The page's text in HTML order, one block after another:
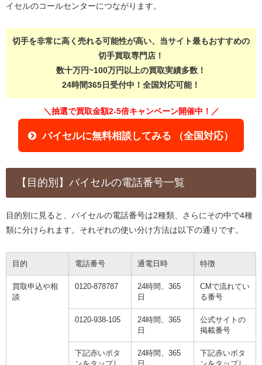
イセルのコールセンターにつながります。
切手を非常に高く売れる可能性が高い、当サイト最もおすすめの
切手買取専門店！
数十万円~100万円以上の買取実績多数！
24時間365日受付中！全国対応可能！
＼抽選で買取金額2-5倍キャンペーン開催中！／
バイセルに無料相談してみる （全国対応）
【目的別】バイセルの電話番号一覧
目的別に見ると、バイセルの電話番号は2種類、さらにその中で4種
類に分けられます。それぞれの使い分け方法は以下の通りです。
目的 電話番号 通電日時 特徴
買取申込や相
談
0120-878787
24時間、365
日
CMで流れてい
る番号
0120-938-105
24時間、365
日
公式サイトの
掲載番号
下記赤いボタ
ンをタップし
24時間、365
日
下記赤いボタ
ンをタップし